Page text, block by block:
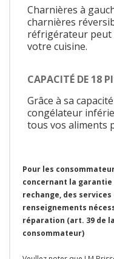
Charnières à
charnières
réfrigérateur peut
votre cuisine.
CAPACITÉ DE 18
Grâce à sa
congélateur
tous vos aliments
Pour les
concernant la
rechange, des
renseignements
réparation (art. 39 de
consommateur)